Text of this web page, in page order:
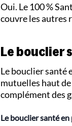
Oui. Le 100 %
couvre les autres
Le bouclier
Le bouclier santé
mutuelles haut
complément des
Le bouclier santé